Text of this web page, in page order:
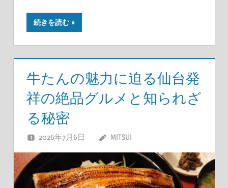
続きを読む
牛たんの魅力に迫る仙台発
祥の絶品グルメと知られざ
る秘密
2026年7月6日 MITSUI